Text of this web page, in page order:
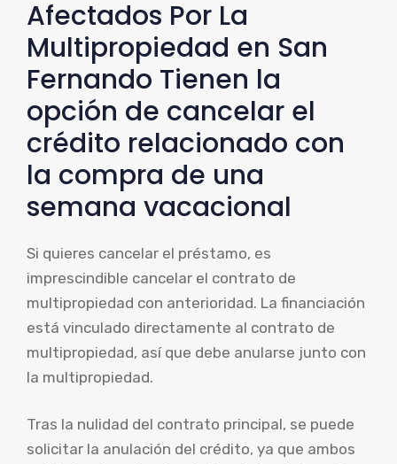
Afectados Por La
Multipropiedad en San
Fernando Tienen la
opción de cancelar el
crédito relacionado con
la compra de una
semana vacacional
Si quieres cancelar el préstamo, es
imprescindible cancelar el contrato de
multipropiedad con anterioridad. La financiación
está vinculado directamente al contrato de
multipropiedad, así que debe anularse junto con
la multipropiedad.
Tras la nulidad del contrato principal, se puede
solicitar la anulación del crédito, ya que ambos